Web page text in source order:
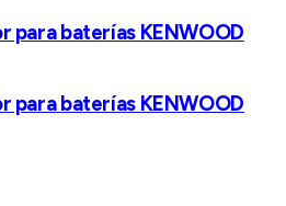
para baterías KENWOOD
para baterías KENWOOD